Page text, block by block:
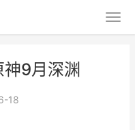
神9月深渊
18